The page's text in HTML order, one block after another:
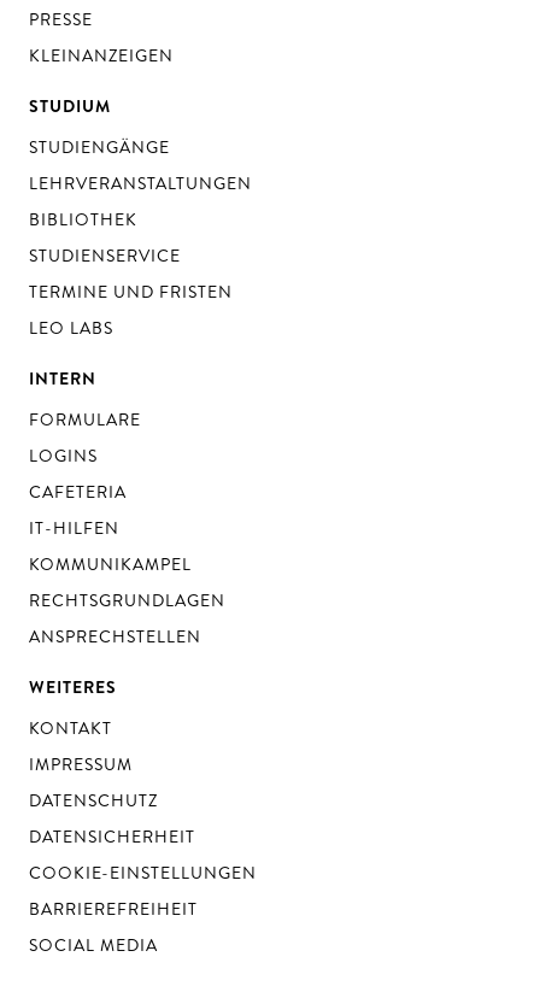
PRESSE
KLEINANZEIGEN
STUDIUM
STUDIENGÄNGE
LEHRVERANSTALTUNGEN
BIBLIOTHEK
STUDIENSERVICE
TERMINE UND FRISTEN
LEO LABS
INTERN
FORMULARE
LOGINS
CAFETERIA
IT-HILFEN
KOMMUNIKAMPEL
RECHTSGRUNDLAGEN
ANSPRECHSTELLEN
WEITERES
KONTAKT
IMPRESSUM
DATENSCHUTZ
DATENSICHERHEIT
COOKIE-EINSTELLUNGEN
BARRIEREFREIHEIT
SOCIAL MEDIA